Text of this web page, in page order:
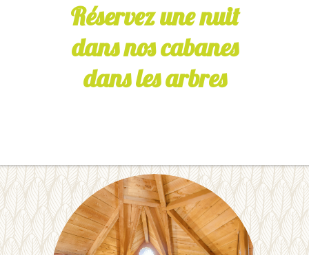
Réservez une nuit
dans nos cabanes
dans les arbres